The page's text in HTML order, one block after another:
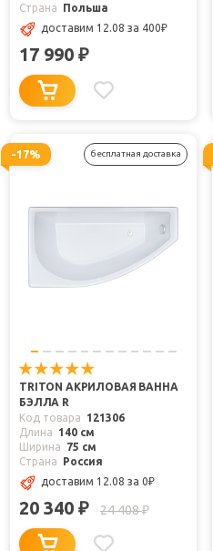
Страна
Польша
доставим 12.08 за 400₽
17 990 ₽
-17% бесплатная доставка
TRITON АКРИЛОВАЯ ВАННА
БЭЛЛА R
Код товара
121306
Длина
140 см
Ширина
75 см
Страна
Россия
доставим 12.08 за 0₽
20 340 ₽ 24 408₽